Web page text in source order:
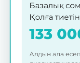
Базалық
Қолға
133
Алдын ала